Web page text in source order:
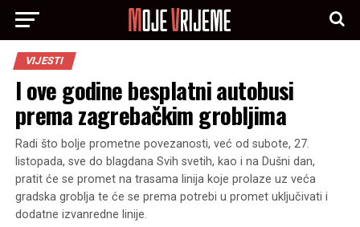
VIJESTI
I ove godine besplatni autobusi
prema zagrebačkim grobljima
Radi što bolje prometne povezanosti, već od subote, 27.
listopada, sve do blagdana Svih svetih, kao i na Dušni dan,
pratit će se promet na trasama linija koje prolaze uz veća
gradska groblja te će se prema potrebi u promet uključivati i
dodatne izvanredne linije.